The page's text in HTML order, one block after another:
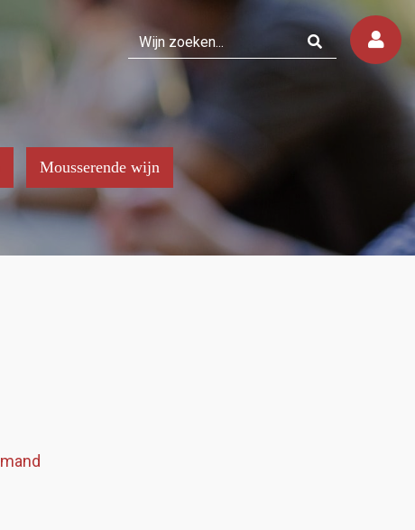
Mousserende wijn